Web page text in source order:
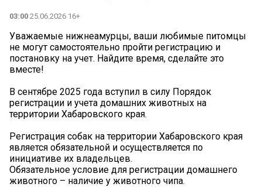
03:00 25.06.2026 16+
Уважаемые нижнеамурцы, ваши любимые питомцы
не могут самостоятельно пройти регистрацию и
постановку на учет. Найдите время, сделайте это
вместе!
В сентябре 2025 года вступил в силу Порядок
регистрации и учета домашних животных на
территории Хабаровского края.
Регистрация собак на территории Хабаровского края
является обязательной и осуществляется по
инициативе их владельцев.
Обязательное условие для регистрации домашнего
животного – наличие у животного чипа.